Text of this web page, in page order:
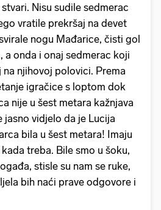
Nisu sudile sedmerac
vratile prekršaj na devet
nogu Mađarice, čisti gol
a onda i onaj sedmerac koji
njihovoj polovici. Prema
igračice s loptom dok
nije u šest metara kažnjava
jasno vidjelo da je Lucija
bila u šest metara! Imaju
treba. Bile smo u šoku,
stisle su nam se ruke,
bih naći prave odgovore i